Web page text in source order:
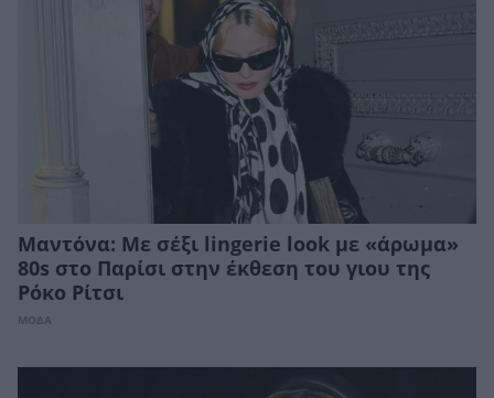
Μαντόνα: Με σέξι lingerie look με «άρωμα»
80s στο Παρίσι στην έκθεση του γιου της
Ρόκο Ρίτσι
ΜΟΔΑ